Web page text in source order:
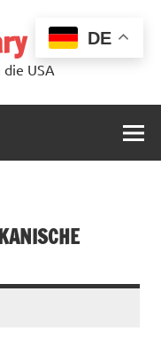
USA
USA
DE